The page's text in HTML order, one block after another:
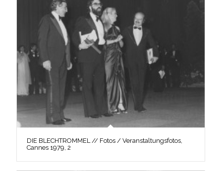
DIE BLECHTROMMEL // Fotos / Veranstaltungsfotos,
Cannes 1979, 2